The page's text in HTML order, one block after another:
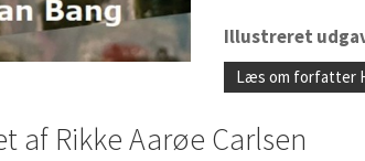
Illustreret
Læs om forfatter
af Rikke Aarøe Carlsen